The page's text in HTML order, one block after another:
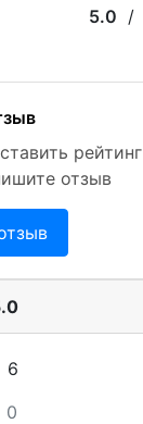
5.0 /
отзыв